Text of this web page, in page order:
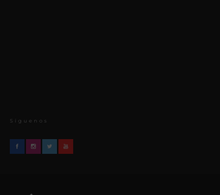
Síguenos